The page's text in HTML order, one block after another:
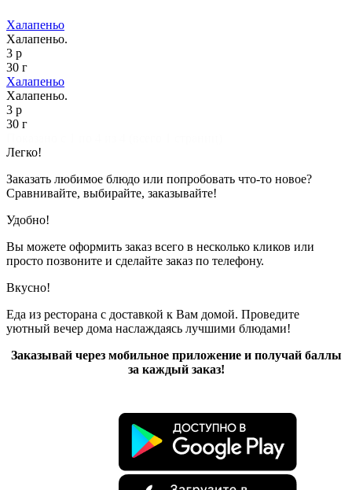
Халапеньо
Халапеньо.
3 р
30 г
Халапеньо
Халапеньо.
3 р
30 г
Легко!
Заказать любимое блюдо или попробовать что-то новое?
Сравнивайте, выбирайте, заказывайте!
Удобно!
Вы можете оформить заказ всего в несколько кликов или
просто позвоните и сделайте заказ по телефону.
Вкусно!
Еда из ресторана с доставкой к Вам домой. Проведите
уютный вечер дома наслаждаясь лучшими блюдами!
Заказывай через мобильное приложение и получай баллы
за каждый заказ!